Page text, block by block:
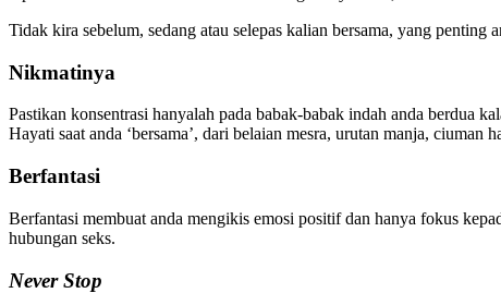
Tidak kira sebelum, sedang atau selepas kalian bersama, yang
Nikmatinya
Pastikan konsentrasi hanyalah pada babak-babak indah anda berdua
Hayati saat anda ‘bersama’, dari belaian mesra, urutan manja,
Berfantasi
Berfantasi membuat anda mengikis emosi positif dan hanya fokus
hubungan seks.
Never Stop